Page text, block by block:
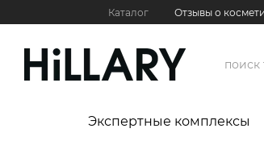
Перейти к основному контенту
Каталог Отзывы о
Контактная информация
Экспертные комплексы